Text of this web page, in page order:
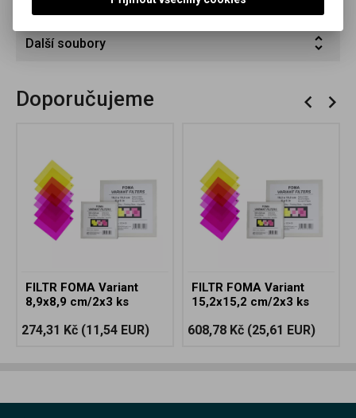
Další soubory
Doporučujeme
FILTR FOMA Variant
8,9x8,9 cm/2x3 ks
274,31 Kč (11,54 EUR)
FILTR FOMA Variant
15,2x15,2 cm/2x3 ks
608,78 Kč (25,61 EUR)